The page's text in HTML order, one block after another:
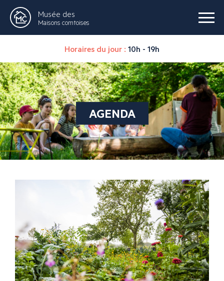
Musée des
Maisons comtoises
Horaires du jour : 10h - 19h
AGENDA